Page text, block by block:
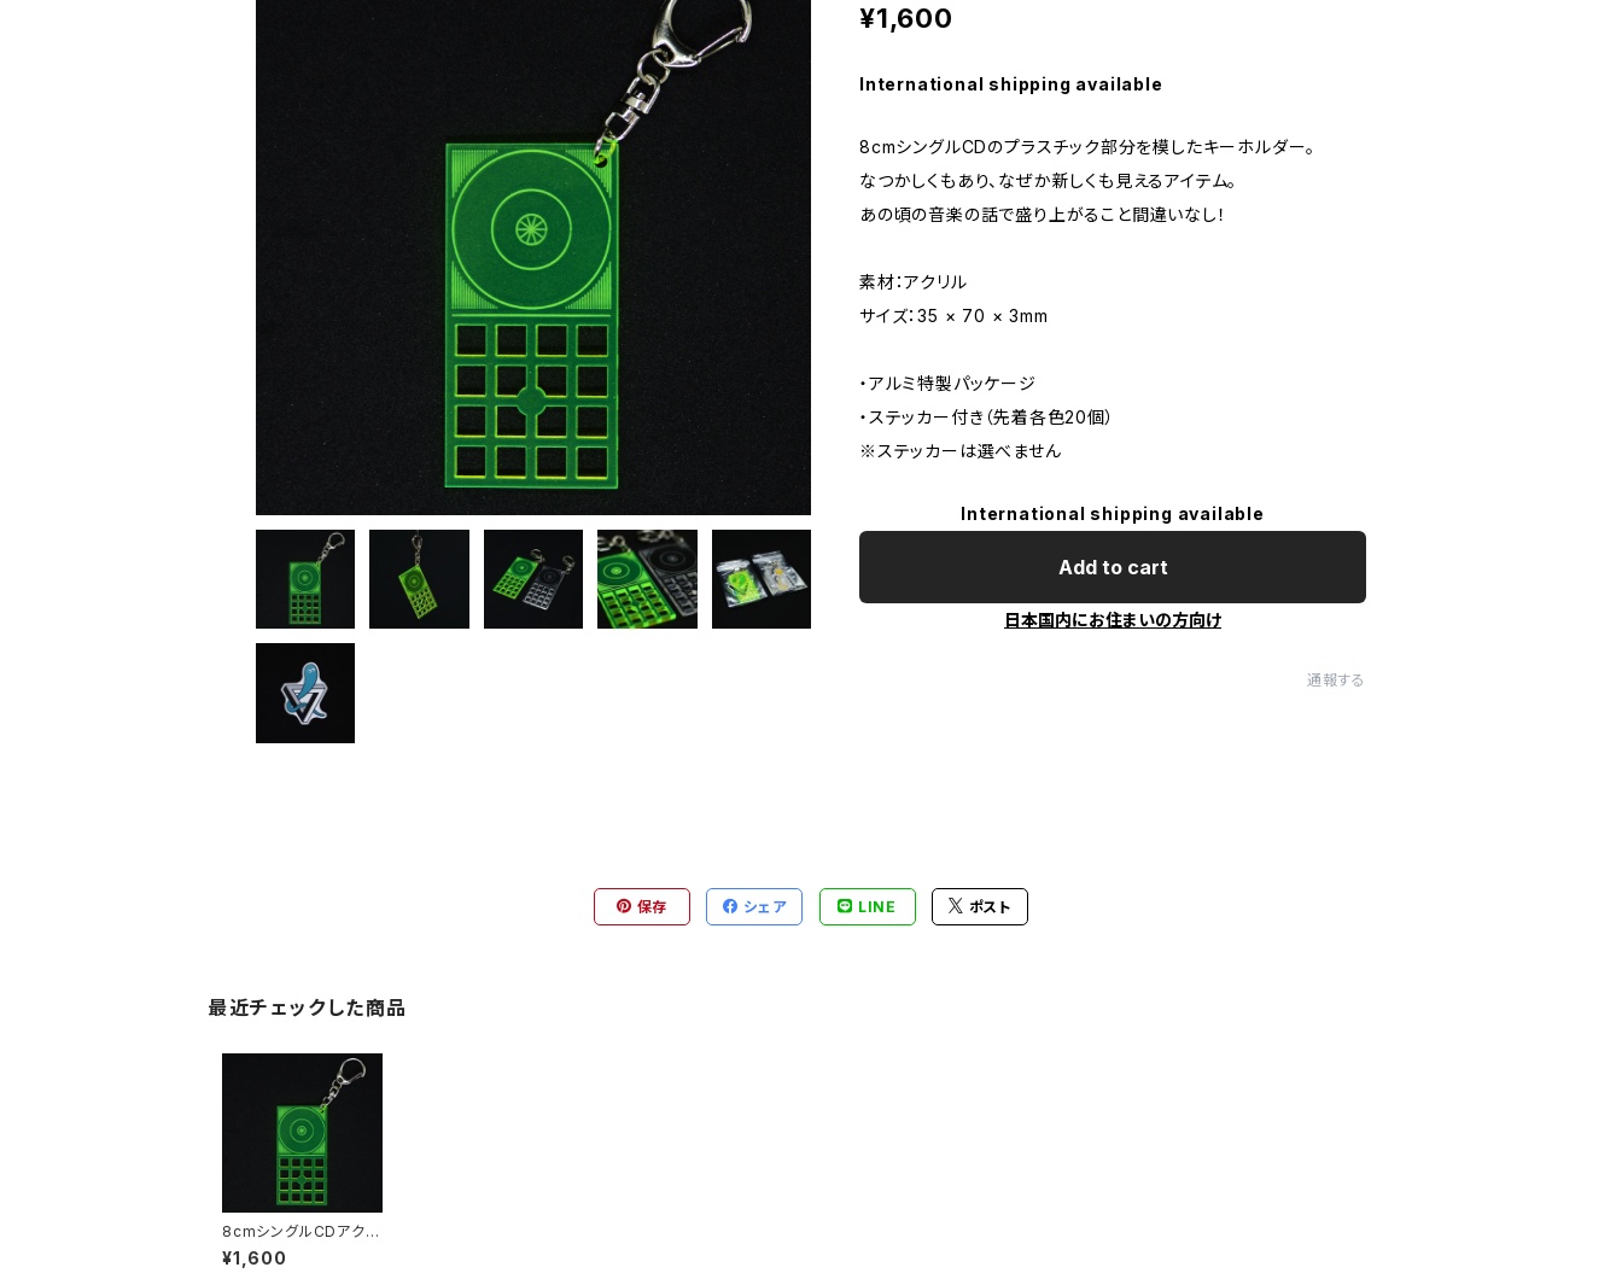
¥1,600
International shipping available
8cmシングルCDのプラスチック部分を模したキーホルダー。
なつかしくもあり、なぜか新しくも見えるアイテム。
あの頃の音楽の話で盛り上がること間違いなし！
素材：アクリル
サイズ：35 × 70 × 3mm
・アルミ特製パッケージ
・ステッカー付き（先着各色20個）
※ステッカーは選べません
International shipping available
Add to cart
日本国内にお住まいの方向け
通報する
保存 シェア LINE ポスト
最近チェックした商品
8cmシングルCDアクリ
ルキーホルダー（蛍光グ
リーン）
¥1,600